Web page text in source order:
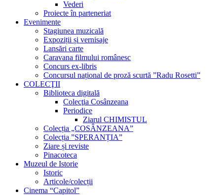
Vederi
Proiecte în parteneriat
Evenimente
Stagiunea muzicală
Expoziții și vernisaje
Lansări carte
Caravana filmului românesc
Concurs ex-libris
Concursul național de proză scurtă ”Radu Rosetti”
COLECŢII
Biblioteca digitală
Colecţia Cosânzeana
Periodice
Ziarul CHIMISTUL
Colecția „COSÂNZEANA”
Colecția ”SPERANȚIA”
Ziare și reviste
Pinacoteca
Muzeul de Istorie
Istoric
Articole/colecții
Cinema “Capitol”